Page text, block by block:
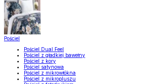
Pościel
Pościel Dual Feel
Pościel z gładkiej bawełny
Pościel z kory
Pościel satynowa
Pościel z mikrowłókna
Pościel z mikropluszu